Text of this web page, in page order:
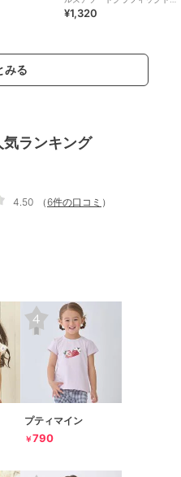
レーナー
¥1,320
みる
ランキング
4.50
（6件の口コミ ）
プティマイン
￥790